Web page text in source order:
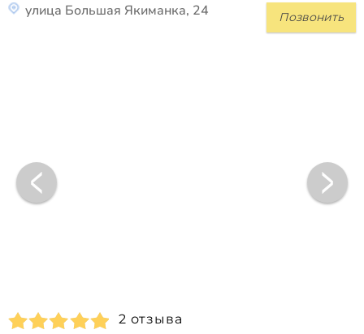
Позвонить
улица Большая Якиманка, 24
2 отзыва